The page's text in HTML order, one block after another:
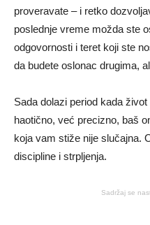
proveravate – i retko
poslednje vreme možda ste
odgovornosti i teret koji ste
da budete oslonac drugima,
Sada dolazi period kada
haotično, već precizno, baš
koja vam stiže nije slučajna.
discipline i strpljenja.
Sadržaj se